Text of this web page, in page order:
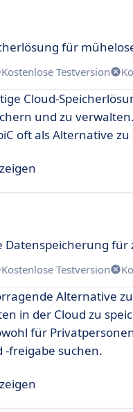
für
Kostenlose Testversion
Cloud-
und zu
oft als Alternative
Datenspeicherung
Kostenlose Testversion
Alternative
in der Cloud zu
für
freigabe suchen.